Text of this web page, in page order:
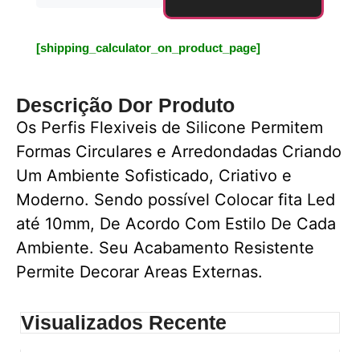
[shipping_calculator_on_product_page]
Descrição Dor Produto
Os Perfis Flexiveis de Silicone Permitem
Formas Circulares e Arredondadas Criando
Um Ambiente Sofisticado, Criativo e
Moderno. Sendo possível Colocar fita Led
até 10mm, De Acordo Com Estilo De Cada
Ambiente. Seu Acabamento Resistente
Permite Decorar Areas Externas.
Visualizados Recente